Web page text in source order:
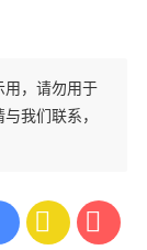
用，请勿用于
我们联系，